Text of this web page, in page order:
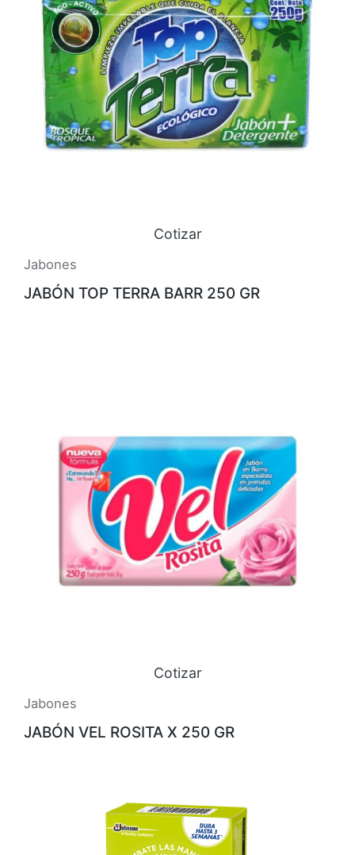
Cotizar
Jabones
JABÓN TOP TERRA BARR 250 GR
Cotizar
Jabones
JABÓN VEL ROSITA X 250 GR